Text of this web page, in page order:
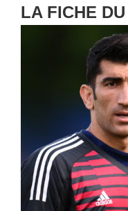
LA FICHE